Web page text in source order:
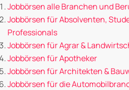
Jobbörsen alle Branchen und
Jobbörsen für Absolventen,
Professionals
Jobbörsen für Agrar &
Jobbörsen für Apotheker
Jobbörsen für Architekten &
Jobbörsen für die